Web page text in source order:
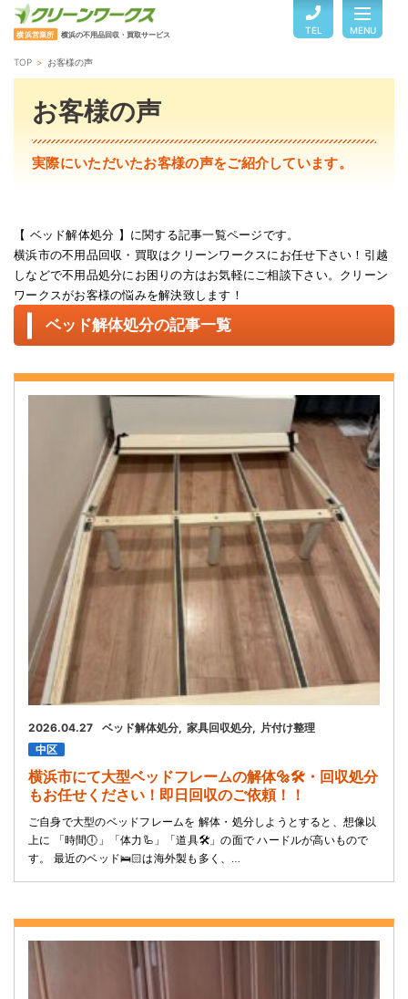
横浜営業所 横浜の不用品回収・買取サービス TEL MENU
サービスのご案内
回収品目・料金
よくある質問
お客様の声
会社概要
キャンペーン
WEB割引券プレゼント！
TOP お客様の声
お客様の声
実際にいただいたお客様の声をご紹介しています。
【 ベッド解体処分 】に関する記事一覧ページです。
横浜市の不用品回収・買取はクリーンワークスにお任せ下さい！引越
しなどで不用品処分にお困りの方はお気軽にご相談下さい。クリーン
ワークスがお客様の悩みを解決致します！
ベッド解体処分の記事一覧
2026.04.27 ベッド解体処分 家具回収処分
片付け整理
中区
横浜市にて大型ベッドフレームの解体🔩🛠️・回収処分
もお任せください！即日回収のご依頼！！
ご自身で大型のベッドフレームを 解体・処分しようとすると、想像以
上に 「時間🕕」「体力🦾」「道具🛠️」の面で ハードルが高いもので
す。 最近のベッド🛌🏻は海外製も多く、…